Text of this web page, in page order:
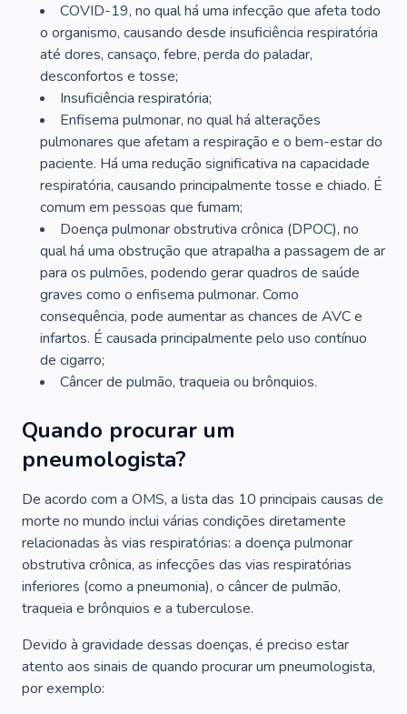
COVID-19, no qual há uma infecção que afeta todo
o organismo, causando desde insuficiência respiratória
até dores, cansaço, febre, perda do paladar,
desconfortos e tosse;
Insuficiência respiratória;
Enfisema pulmonar, no qual há alterações
pulmonares que afetam a respiração e o bem-estar do
paciente. Há uma redução significativa na capacidade
respiratória, causando principalmente tosse e chiado. É
comum em pessoas que fumam;
Doença pulmonar obstrutiva crônica (DPOC), no
qual há uma obstrução que atrapalha a passagem de ar
para os pulmões, podendo gerar quadros de saúde
graves como o enfisema pulmonar. Como
consequência, pode aumentar as chances de AVC e
infartos. É causada principalmente pelo uso contínuo
de cigarro;
Câncer de pulmão, traqueia ou brônquios.
Quando procurar um
pneumologista?
De acordo com a OMS, a lista das 10 principais causas de
morte no mundo inclui várias condições diretamente
relacionadas às vias respiratórias: a doença pulmonar
obstrutiva crônica, as infecções das vias respiratórias
inferiores (como a pneumonia), o câncer de pulmão,
traqueia e brônquios e a tuberculose.
Devido à gravidade dessas doenças, é preciso estar
atento aos sinais de quando procurar um pneumologista,
por exemplo: